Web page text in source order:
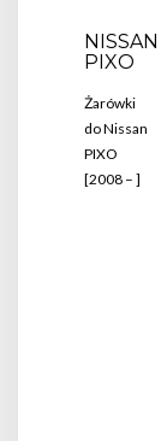
NISSAN
PIXO
Żarówki
do Nissan
PIXO
[2008 – ]